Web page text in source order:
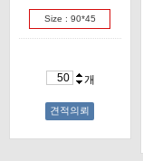
Size : 90*45
개
견적의뢰